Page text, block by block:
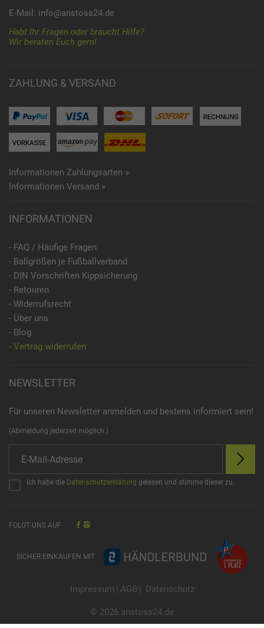
E-Mail: info@anstoss24.de
Habt Ihr Fragen oder braucht Hilfe?
Wir beraten Euch gern!
ZAHLUNG & VERSAND
Informationen Zahlungsarten »
Informationen Versand »
INFORMATIONEN
- FAQ / Häufige Fragen
- Ballgrößen je Fußballverband
- DIN Vorschriften Kippsicherung
- Retouren
- Widerrufsrecht
- Über uns
- Blog
- Vertrag widerrufen
NEWSLETTER
Für unseren Newsletter anmelden und bestens informiert sein!
(Abmeldung jederzeit möglich.)
Ich habe die Datenschutzerklärung gelesen und stimme dieser zu.
FOLGT UNS AUF
SICHER EINKAUFEN MIT
Impressum | AGB | Datenschutz
© 2026 anstoss24.de